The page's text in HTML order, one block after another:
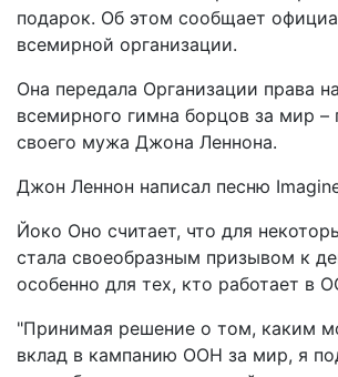
подарок. Об этом сообщает
всемирной организации.
Она передала Организации права
всемирного гимна борцов за мир –
своего мужа Джона Леннона.
Джон Леннон написал песню
Йоко Оно считает, что для
стала своеобразным призывом к
особенно для тех, кто работает в
"Принимая решение о том, каким
вклад в кампанию ООН за мир, я